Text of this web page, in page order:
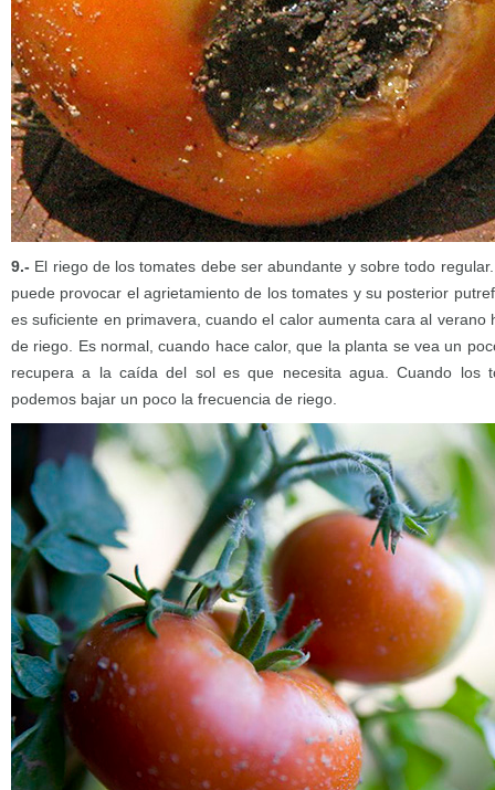
9.- El riego de los tomates debe ser abundante y sobre todo
puede provocar el agrietamiento de los tomates y su posterior
es suficiente en primavera, cuando el calor aumenta cara al verano
de riego. Es normal, cuando hace calor, que la planta se vea un
recupera a la caída del sol es que necesita agua. Cuando los
podemos bajar un poco la frecuencia de riego.